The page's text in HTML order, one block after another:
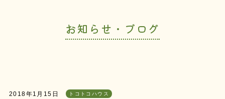
お知らせ・ブログ
2018年1月15日 トコトコハウス